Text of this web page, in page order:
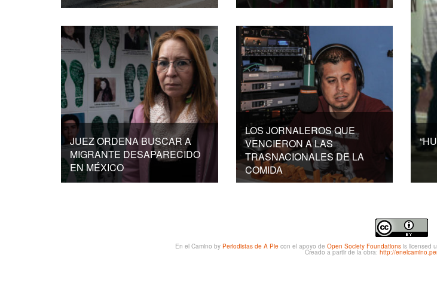
JUEZ ORDENA BUSCAR A
MIGRANTE DESAPARECIDO
EN MÉXICO
LOS JORNALEROS QUE
VENCIERON A LAS
TRASNACIONALES DE LA
COMIDA
En el Camino by Periodistas de A Pie con el apoyo de Open Society Foundations is licensed
Creado a partir de la obra: http://